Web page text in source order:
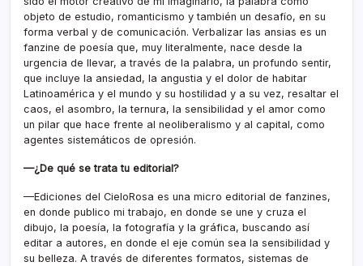
objeto de estudio, romanticismo y también un desafío, en su
forma verbal y de comunicación. Verbalizar las ansias es un
fanzine de poesía que, muy literalmente, nace desde la
urgencia de llevar, a través de la palabra, un profundo sentir,
que incluye la ansiedad, la angustia y el dolor de habitar
Latinoamérica y el mundo y su hostilidad y a su vez, resaltar el
caos, el asombro, la ternura, la sensibilidad y el amor como
un pilar que hace frente al neoliberalismo y al capital, como
agentes sistemáticos de opresión.
—¿De qué se trata tu editorial?
—Ediciones del CieloRosa es una micro editorial de fanzines,
en donde publico mi trabajo, en donde se une y cruza el
dibujo, la poesía, la fotografía y la gráfica, buscando así
editar a autores, en donde el eje común sea la sensibilidad y
su belleza. A través de diferentes formatos, sistemas de